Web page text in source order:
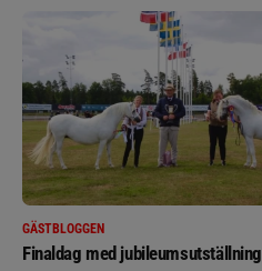
GÄSTBLOGGEN
Finaldag med jubileumsutställning